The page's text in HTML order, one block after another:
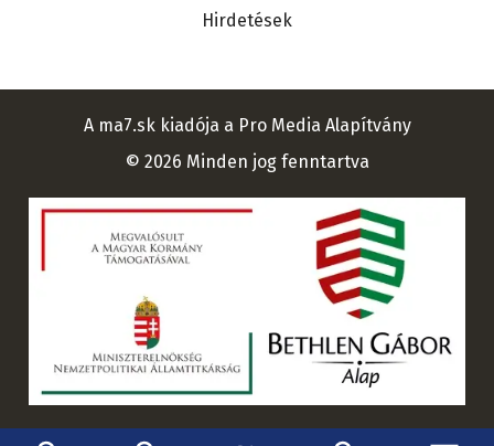
Hirdetések
A ma7.sk kiadója a Pro Media Alapítvány
© 2026 Minden jog fenntartva